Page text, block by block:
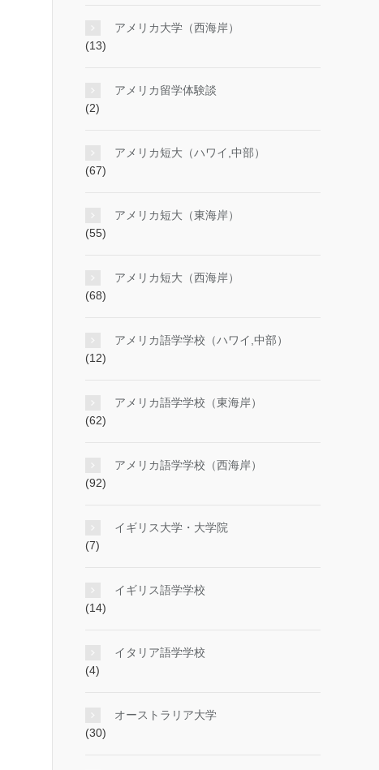
アメリカ大学（西海岸）
(13)
アメリカ留学体験談
(2)
アメリカ短大（ハワイ,中部）
(67)
アメリカ短大（東海岸）
(55)
アメリカ短大（西海岸）
(68)
アメリカ語学学校（ハワイ,中部）
(12)
アメリカ語学学校（東海岸）
(62)
アメリカ語学学校（西海岸）
(92)
イギリス大学・大学院
(7)
イギリス語学学校
(14)
イタリア語学学校
(4)
オーストラリア大学
(30)